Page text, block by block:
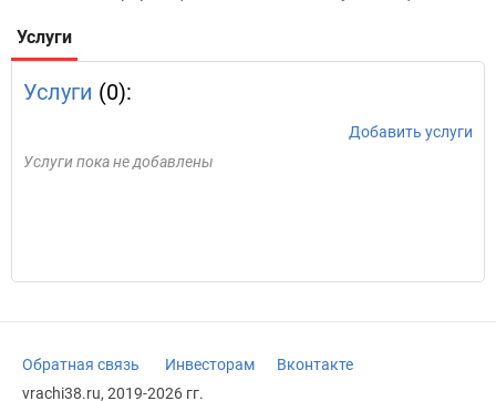
Услуги
Услуги (0):
Добавить услуги
Услуги пока не добавлены
Обратная связь Инвесторам
Вконтакте
vrachi38.ru, 2019-2026 гг.